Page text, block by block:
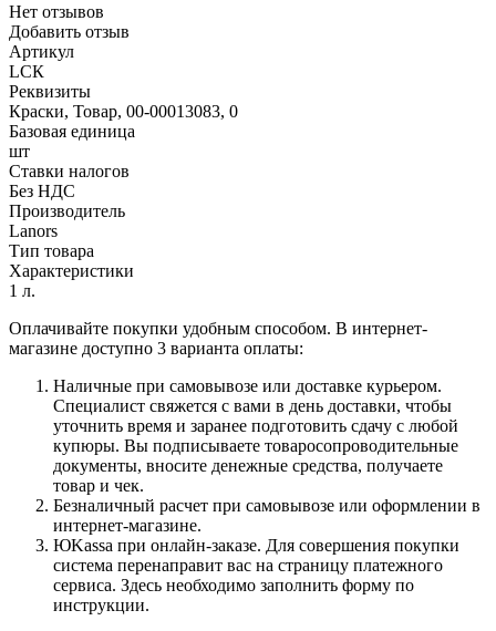
Нет отзывов
Добавить отзыв
Артикул
LСК
Реквизиты
Краски, Товар, 00-00013083, 0
Базовая единица
шт
Ставки налогов
Без НДС
Производитель
Lanors
Тип товара
Характеристики
1 л.
Оплачивайте покупки удобным способом. В интернет-
магазине доступно 3 варианта оплаты:
Наличные при самовывозе или доставке курьером.
Специалист свяжется с вами в день доставки, чтобы
уточнить время и заранее подготовить сдачу с любой
купюры. Вы подписываете товаросопроводительные
документы, вносите денежные средства, получаете
товар и чек.
Безналичный расчет при самовывозе или оформлении в
интернет-магазине.
ЮKassa при онлайн-заказе. Для совершения покупки
система перенаправит вас на страницу платежного
сервиса. Здесь необходимо заполнить форму по
инструкции.